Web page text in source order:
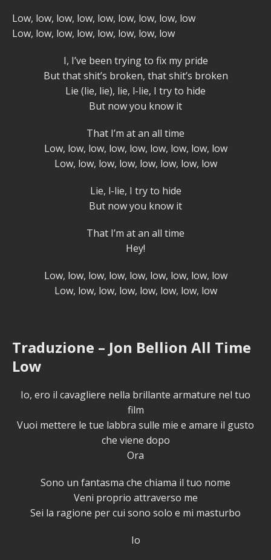
Low, low, low, low, low, low, low, low, low
Low, low, low, low, low, low, low, low
I, I’ve been trying to fix my pride
But that shit’s broken, that shit’s broken
Lie (lie, lie), lie, l-lie, I try to hide
But now you know it
That I’m at an all time
Low, low, low, low, low, low, low, low, low
Low, low, low, low, low, low, low, low
Lie, l-lie, I try to hide
But now you know it
That I’m at an all time
Hey!
Low, low, low, low, low, low, low, low, low
Low, low, low, low, low, low, low, low
Traduzione – Jon Bellion All Time
Low
Io, ero il cavagliere nella brillante armature nel tuo
film
Vuoi mettere le tue labbra sulle mie e amare il gusto
che viene dopo
Ora
Sono un fantasma che chiama il tuo nome
Veni proprio attraverso me
Sei la ragione per cui sono solo e mi masturbo
Io